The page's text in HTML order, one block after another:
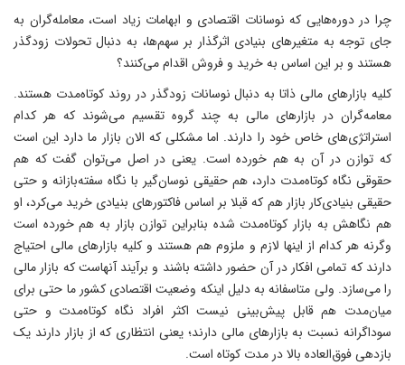
چرا در دوره‌هایی که نوسانات اقتصادی و ابهامات زیاد است، معامله‌گران به
جای توجه به متغیرهای بنیادی اثرگذار بر سهم‌ها، به دنبال تحولات زودگذر
هستند و بر این اساس به خرید و فروش اقدام می‌کنند؟
کلیه بازارهای مالی ذاتا به دنبال نوسانات زودگذر در روند کوتاه‌مدت هستند.
معامه‌گران در بازارهای مالی به چند گروه تقسیم می‌شوند که هر کدام
استراتژی‌های خاص خود را دارند. اما مشکلی که الان بازار ما دارد این است
که توازن در آن به هم خورده است. یعنی در اصل می‌توان گفت که هم
حقوقی نگاه کوتاه‌مدت دارد، هم حقیقی نوسان‌گیر با نگاه سفته‌بازانه و حتی
حقیقی بنیادی‌کار بازار هم که قبلا بر اساس فاکتورهای بنیادی خرید می‌کرد، او
هم نگاهش به بازار کوتاه‌مدت شده بنابراین توازن بازار به هم خورده است
وگرنه هر کدام از اینها لازم و ملزوم هم هستند و کلیه بازارهای مالی احتیاج
دارند که تمامی افکار در آن حضور داشته باشند و برآیند آنهاست که بازار مالی
را می‌سازد. ولی متاسفانه به دلیل اینکه وضعیت اقتصادی کشور ما حتی برای
میان‌مدت هم قابل پیش‌بینی نیست اکثر افراد نگاه کوتاه‌مدت و حتی
سوداگرانه نسبت به بازارهای مالی دارند؛ یعنی انتظاری که از بازار دارند یک
بازدهی فوق‌العاده بالا در مدت کوتاه است.